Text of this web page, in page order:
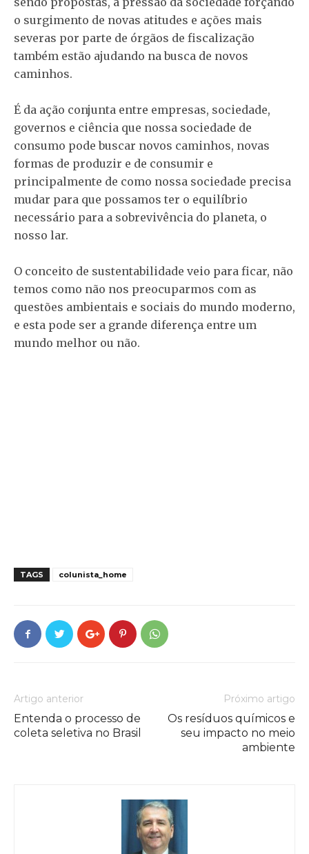
o surgimento de novas atitudes e ações mais
severas por parte de órgãos de fiscalização
também estão ajudando na busca de novos
caminhos.
É da ação conjunta entre empresas, sociedade,
governos e ciência que nossa sociedade de
consumo pode buscar novos caminhos, novas
formas de produzir e de consumir e
principalmente de como nossa sociedade precisa
mudar para que possamos ter o equilíbrio
necessário para a sobrevivência do planeta, o
nosso lar.
O conceito de sustentabilidade veio para ficar, não
temos como não nos preocuparmos com as
questões ambientais e sociais do mundo moderno,
e esta pode ser a grande diferença entre um
mundo melhor ou não.
TAGS colunista_home
Artigo anterior
Entenda o processo de
coleta seletiva no Brasil
Próximo artigo
Os resíduos químicos e
seu impacto no meio
ambiente